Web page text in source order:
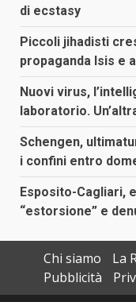
di ecstasy
Piccoli jihadisti
propaganda Isis e
Nuovi virus,
laboratorio.
Schengen,
i confini entro
Esposito-Cagliari,
“estorsione” e
Chi siamo
La
Pubblicità